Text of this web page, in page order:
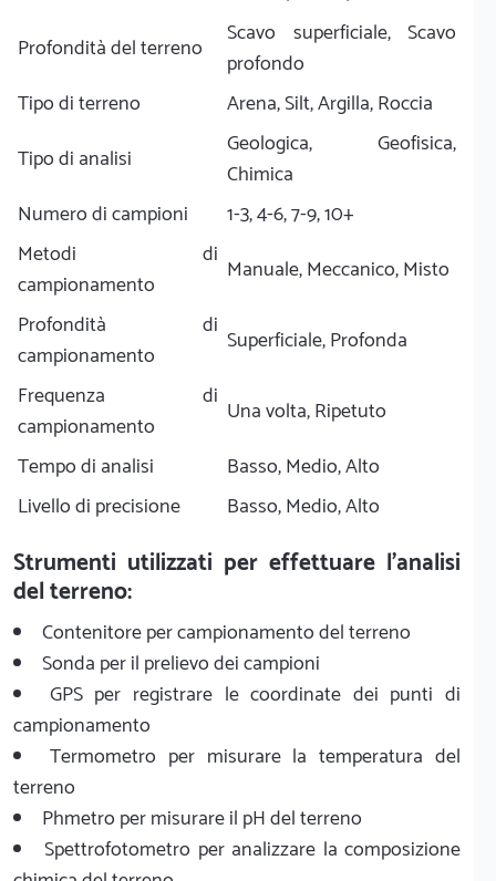
Profondità del terreno
Scavo superficiale, Scavo
profondo
Tipo di terreno
Arena, Silt, Argilla, Roccia
Tipo di analisi
Geologica, Geofisica,
Chimica
Numero di campioni
1-3, 4-6, 7-9, 10+
Metodi di
campionamento
Manuale, Meccanico, Misto
Profondità di
campionamento
Superficiale, Profonda
Frequenza di
campionamento
Una volta, Ripetuto
Tempo di analisi
Basso, Medio, Alto
Livello di precisione
Basso, Medio, Alto
Strumenti utilizzati per effettuare l'analisi
del terreno:
Contenitore per campionamento del terreno
Sonda per il prelievo dei campioni
GPS per registrare le coordinate dei punti di
campionamento
Termometro per misurare la temperatura del
terreno
Phmetro per misurare il pH del terreno
Spettrofotometro per analizzare la composizione